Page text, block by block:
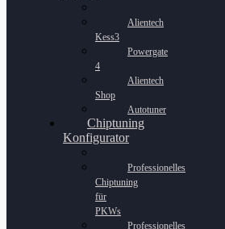
Alientech
Kess3
Powergate
4
Alientech
Shop
Autotuner
Chiptuning
Konfigurator
Professionelles
Chiptuning
für
PKWs
Professionelles